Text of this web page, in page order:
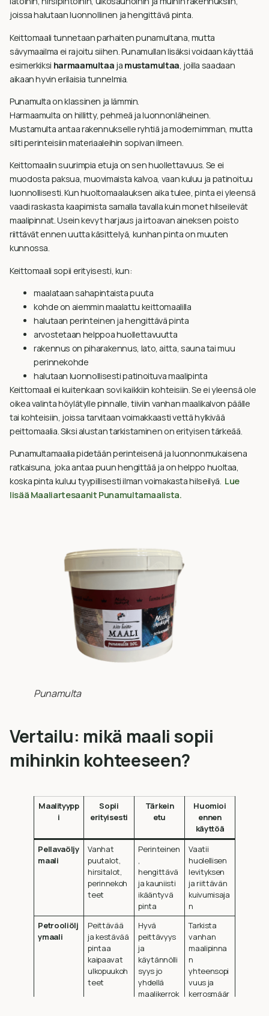
joissa halutaan luonnollinen ja hengittävä pinta.
Keittomaali tunnetaan parhaiten punamultana, mutta
sävymaailma ei rajoitu siihen. Punamullan lisäksi voidaan käyttää
esimerkiksi harmaamultaa ja mustamultaa , joilla saadaan
aikaan hyvin erilaisia tunnelmia.
Punamulta on klassinen ja lämmin.
Harmaamulta on hillitty, pehmeä ja luonnonläheinen.
Mustamulta antaa rakennukselle ryhtiä ja modernimman, mutta
silti perinteisiin materiaaleihin sopivan ilmeen.
Keittomaalin suurimpia etuja on sen huollettavuus. Se ei
muodosta paksua, muovimaista kalvoa, vaan kuluu ja patinoituu
luonnollisesti. Kun huoltomaalauksen aika tulee, pinta ei yleensä
vaadi raskasta kaapimista samalla tavalla kuin monet hilseilevät
maalipinnat. Usein kevyt harjaus ja irtoavan aineksen poisto
riittävät ennen uutta käsittelyä, kunhan pinta on muuten
kunnossa.
Keittomaali sopii erityisesti, kun:
maalataan sahapintaista puuta
kohde on aiemmin maalattu keittomaalilla
halutaan perinteinen ja hengittävä pinta
arvostetaan helppoa huollettavuutta
rakennus on piharakennus, lato, aitta, sauna tai muu
perinnekohde
halutaan luonnollisesti patinoituva maalipinta
Keittomaali ei kuitenkaan sovi kaikkiin kohteisiin. Se ei yleensä ole
oikea valinta höylätylle pinnalle, tiiviin vanhan maalikalvon päälle
tai kohteisiin, joissa tarvitaan voimakkaasti vettä hylkivää
peittomaalia. Siksi alustan tarkistaminen on erityisen tärkeää.
Punamultamaalia pidetään perinteisenä ja luonnonmukaisena
ratkaisuna, joka antaa puun hengittää ja on helppo huoltaa,
koska pinta kuluu tyypillisesti ilman voimakasta hilseilyä. Lue
lisää Maaliartesaanit Punamultamaalista.
Punamulta
Vertailu: mikä maali sopii
mihinkin kohteeseen?
Maalityypp
i
Sopii
erityisesti
Tärkein
etu
Huomioi
ennen
käyttöä
Pellavaöljy
maali
Vanhat
puutalot,
hirsitalot,
perinnekoh
teet
Perinteinen
,
hengittävä
ja kauniisti
ikääntyvä
pinta
Vaatii
huolellisen
levityksen
ja riittävän
kuivumisaja
n
Petrooliölj
ymaali
Peittävää
ja kestävää
pintaa
kaipaavat
ulkopuukoh
teet
Hyvä
peittävyys
ja
käytännölli
syys jo
yhdellä
maalikerrok
Tarkista
vanhan
maalipinna
n
yhteensopi
vuus ja
kerrosmäär